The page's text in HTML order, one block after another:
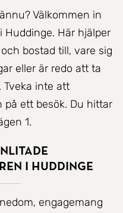
Välkommen in
Huddinge. Här hjälper
bostad till, vare sig
eller är redo att ta
Tveka inte att
på ett besök. Du hittar
1.
i Huddinge
engagemang